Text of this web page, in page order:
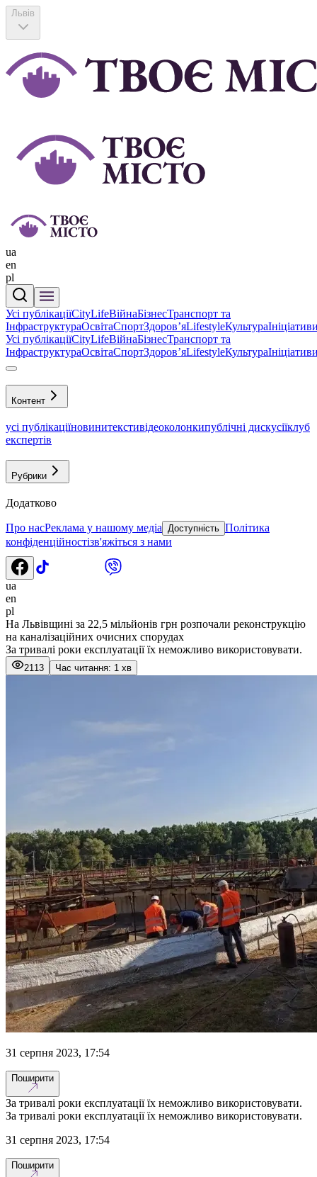
Львів
ua
en
pl
Усі публікаціїCityLifeВійнаБізнесТранспорт та
ІнфраструктураОсвітаСпортЗдоровʼяLifestyleКультура
Усі публікаціїCityLifeВійнаБізнесТранспорт та
ІнфраструктураОсвітаСпортЗдоровʼяLifestyleКультура
Контент
усі публікаціїновинитекстивідеоколонкипублічні дискусіїклуб
експертів
Рубрики
Додатково
Про насРеклама у нашому медіа Доступність Політика
конфіденційностізв'яжіться з нами
ua
en
pl
На Львівщині за 22,5 мільйонів грн розпочали реконструкцію
на каналізаційних очисних спорудах
За тривалі роки експлуатації їх неможливо використовувати.
2113 Час читання: 1 хв
31 серпня 2023, 17:54
Поширити
За тривалі роки експлуатації їх неможливо використовувати.
За тривалі роки експлуатації їх неможливо використовувати.
31 серпня 2023, 17:54
Поширити